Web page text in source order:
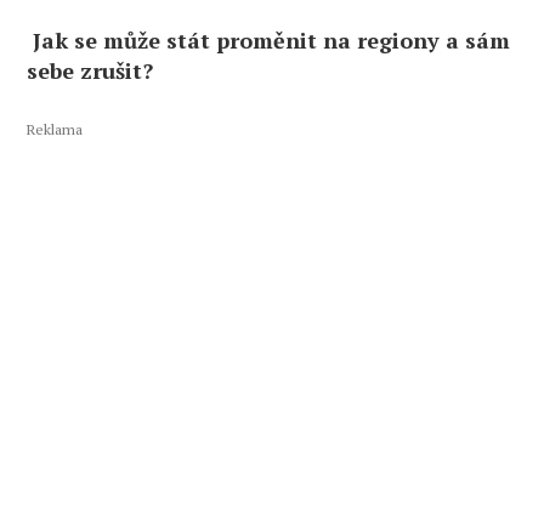
Jak se může stát proměnit na regiony a sám
sebe zrušit?
Reklama